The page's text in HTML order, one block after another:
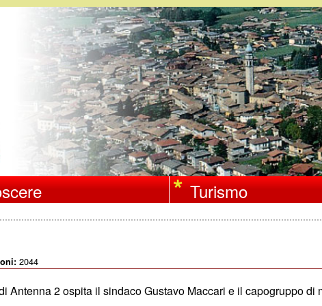
Salta
al
contenuto
principale
Turismo
2044
Antenna 2 ospita il sindaco Gustavo Maccari e il capogruppo di